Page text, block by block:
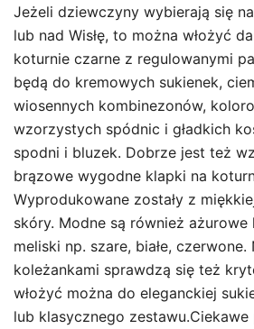
Jeżeli dziewczyny wybierają się
lub nad Wisłę, to można włożyć
koturnie czarne z regulowanymi
będą do kremowych sukienek,
wiosennych kombinezonów,
wzorzystych spódnic i gładkich
spodni i bluzek. Dobrze jest też
brązowe wygodne klapki na
Wyprodukowane zostały z
skóry. Modne są również
meliski np. szare, białe,
koleżankami sprawdzą się też
włożyć można do eleganckiej
lub klasycznego